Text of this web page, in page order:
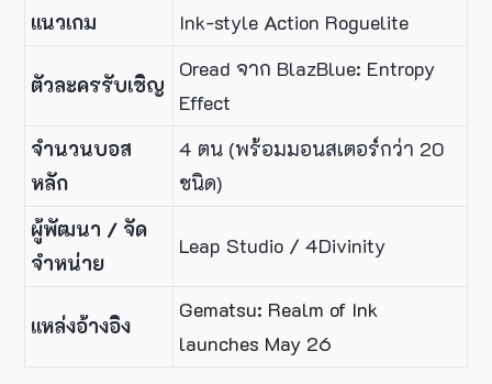
แนวเกม
Ink-style Action Roguelite
ตัวละครรับเชิญ
Oread จาก BlazBlue: Entropy
Effect
จำนวนบอส
หลัก
4 ตน (พร้อมมอนสเตอร์กว่า 20
ชนิด)
ผู้พัฒนา / จัด
จำหน่าย
Leap Studio / 4Divinity
แหล่งอ้างอิง
Gematsu: Realm of Ink
launches May 26